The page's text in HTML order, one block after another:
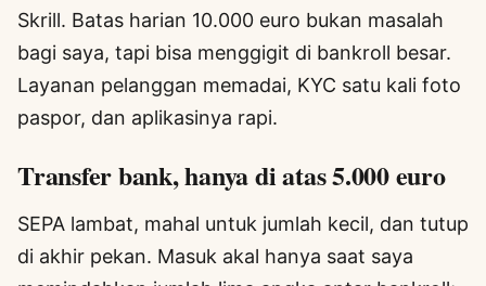
Skrill. Batas harian 10.000 euro bukan masalah
bagi saya, tapi bisa menggigit di bankroll besar.
Layanan pelanggan memadai, KYC satu kali foto
paspor, dan aplikasinya rapi.
Transfer bank, hanya di atas 5.000 euro
SEPA lambat, mahal untuk jumlah kecil, dan tutup
di akhir pekan. Masuk akal hanya saat saya